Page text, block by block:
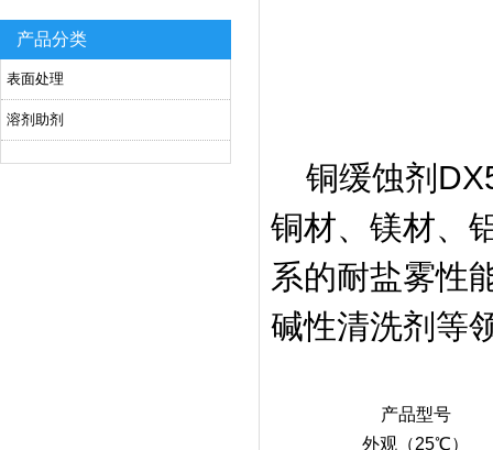
产品分类
表面处理
溶剂助剂
铜缓蚀剂
铜材、镁材、
系的耐盐雾性
碱性清洗剂等
产品型号
外观（25℃）